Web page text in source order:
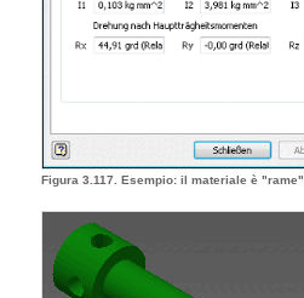
Figura 3.117. Esempio: il materiale è "rame".